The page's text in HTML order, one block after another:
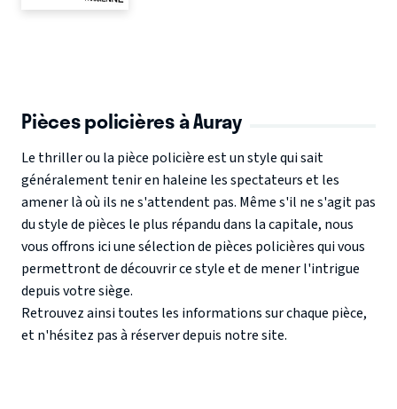
Pièces policières à Auray
Le thriller ou la pièce policière est un style qui sait
généralement tenir en haleine les spectateurs et les
amener là où ils ne s'attendent pas. Même s'il ne s'agit pas
du style de pièces le plus répandu dans la capitale, nous
vous offrons ici une sélection de pièces policières qui vous
permettront de découvrir ce style et de mener l'intrigue
depuis votre siège.
Retrouvez ainsi toutes les informations sur chaque pièce,
et n'hésitez pas à réserver depuis notre site.